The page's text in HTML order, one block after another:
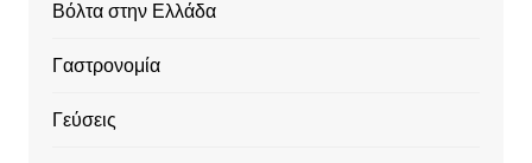
Βόλτα στην Ελλάδα
Γαστρονομία
Γεύσεις